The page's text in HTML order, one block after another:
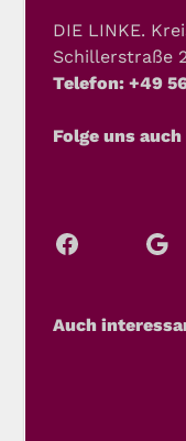
DIE LINKE.
Schillerstraße
Telefon: +49
Folge uns
Auch